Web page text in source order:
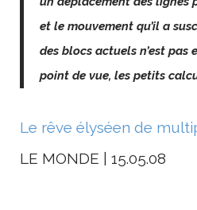
et le mouvement qu’il a
des blocs actuels n’est
point de vue, les petits
Le rêve élyséen de
LE MONDE | 15.05.08